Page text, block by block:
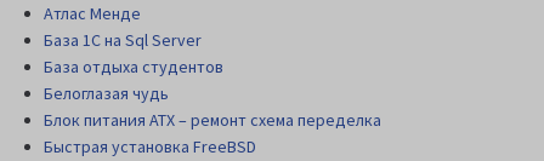
Атлас Менде
База 1С на Sql Server
База отдыха студентов
Белоглазая чудь
Блок питания АТХ – ремонт схема переделка
Быстрая установка FreeBSD